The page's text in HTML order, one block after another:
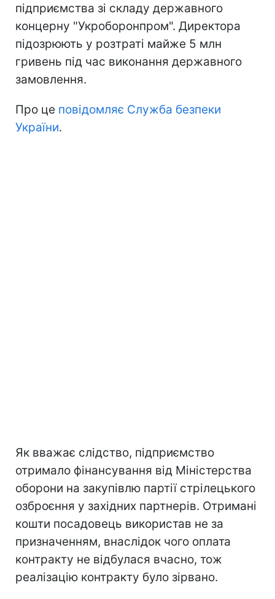
підприємства зі складу державного
концерну "Укроборонпром". Директора
підозрюють у розтраті майже 5 млн
гривень під час виконання державного
замовлення.
Про це повідомляє Служба безпеки
України.
Як вважає слідство, підприємство
отримало фінансування від Міністерства
оборони на закупівлю партії стрілецького
озброєння у західних партнерів. Отримані
кошти посадовець використав не за
призначенням, внаслідок чого оплата
контракту не відбулася вчасно, тож
реалізацію контракту було зірвано.